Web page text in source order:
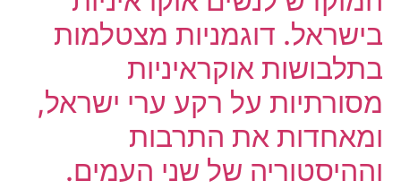
בישראל. דוגמניות מצטלמות
בתלבושות אוקראיניות
מסורתיות על רקע ערי ישראל,
ומאחדות את התרבות
וההיסטוריה של שני העמים.